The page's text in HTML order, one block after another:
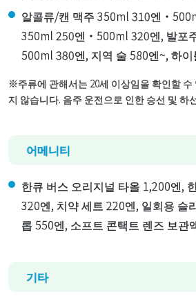
알콜류/캔 맥주 350ml 310엔・
350ml 250엔・500ml 320엔, 발포
500ml 380엔, 지역 술 580엔~, 하
※주류에 관해서는 20세 이상임을 확인할 수
지 않습니다. 음주 운전으로 인한 승선 및 하
어메니티
한큐 버스 오리지널 타올 1,200엔,
320엔, 치약 세트 220엔, 일회용 슬
롭 550엔, 소프트 콘택트 렌즈 보관
기타